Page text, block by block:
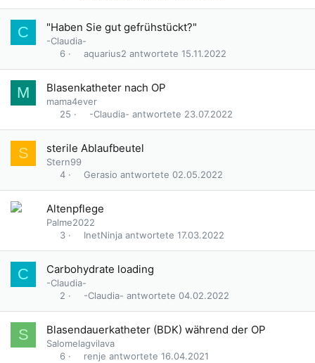
C "Haben Sie gut gefrühstückt?"
-Claudia-
6
15.11.2022
aquarius2
M Blasenkatheter nach OP
mama4ever
25
23.07.2022
-Claudia-
S sterile Ablaufbeutel
Stern99
4
02.05.2022
Gerasio
Altenpflege
Palme2022
3
17.03.2022
InetNinja
C Carbohydrate loading
-Claudia-
2
04.02.2022
-Claudia-
S Blasendauerkatheter (BDK) während der OP
Salomelagvilava
6
16.04.2021
renje